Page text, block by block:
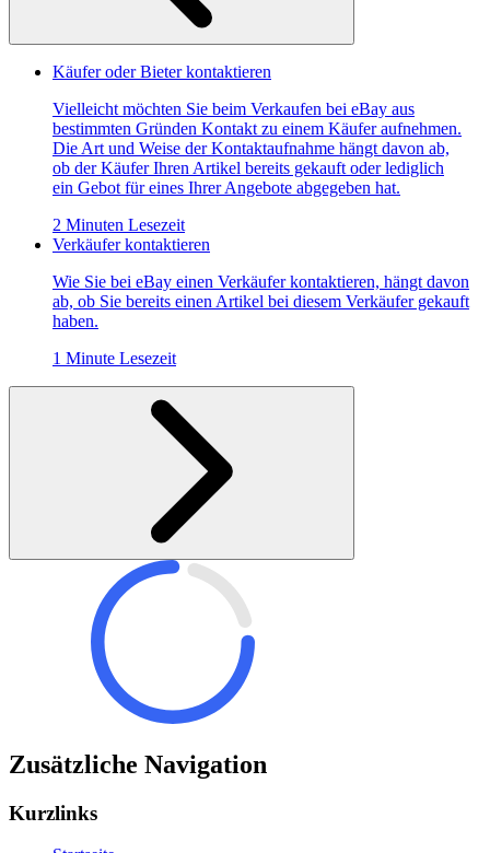
Käufer oder Bieter kontaktieren
Vielleicht möchten Sie beim Verkaufen bei eBay aus
bestimmten Gründen Kontakt zu einem Käufer aufnehmen.
Die Art und Weise der Kontaktaufnahme hängt davon ab,
ob der Käufer Ihren Artikel bereits gekauft oder lediglich
ein Gebot für eines Ihrer Angebote abgegeben hat.
2 Minuten Lesezeit
Verkäufer kontaktieren
Wie Sie bei eBay einen Verkäufer kontaktieren, hängt davon
ab, ob Sie bereits einen Artikel bei diesem Verkäufer gekauft
haben.
1 Minute Lesezeit
Zusätzliche Navigation
Kurzlinks